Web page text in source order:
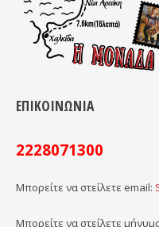
ΕΠΙΚΟΙΝΩΝΙΑ
2228071300
Μπορείτε να στείλετε email:
Μπορείτε να στείλετε